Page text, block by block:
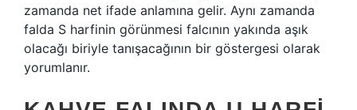
zamanda net ifade anlamına gelir. Aynı zamanda
falda S harfinin görünmesi falcının yakında aşık
olacağı biriyle tanışacağının bir göstergesi olarak
yorumlanır.